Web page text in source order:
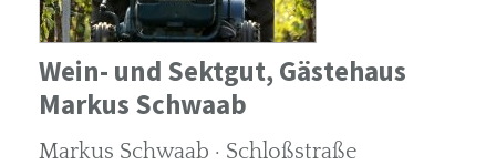
Wein- und Sektgut, Gästehaus
Markus Schwaab
Markus Schwaab · Schloßstraße